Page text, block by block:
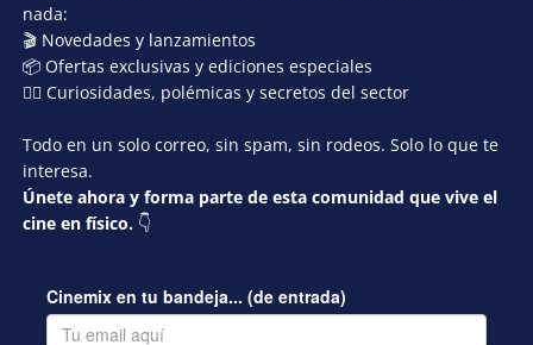
nada:
🎬 Novedades y lanzamientos
📦 Ofertas exclusivas y ediciones especiales
🕵️‍♂️ Curiosidades, polémicas y secretos del sector
Todo en un solo correo, sin spam, sin rodeos. Solo lo que te
interesa.
Únete ahora y forma parte de esta comunidad que vive el
cine en físico. 👇